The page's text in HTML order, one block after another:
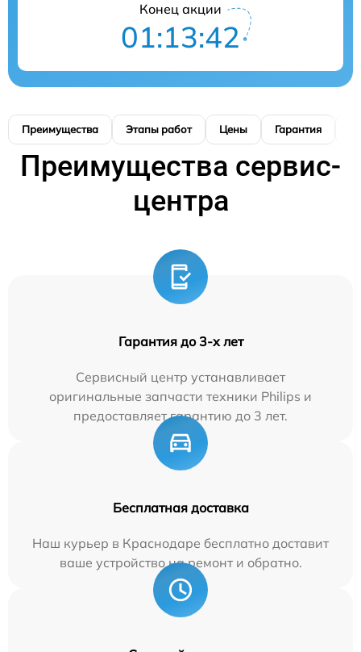
Конец акции
01:13:41
Преимущества Этапы работ Цены Гарантия
Преимущества сервис-
центра
Гарантия до 3-х лет
Сервисный центр устанавливает
оригинальные запчасти техники Philips и
предоставляет гарантию до 3 лет.
Бесплатная доставка
Наш курьер в Краснодаре бесплатно доставит
ваше устройство на ремонт и обратно.